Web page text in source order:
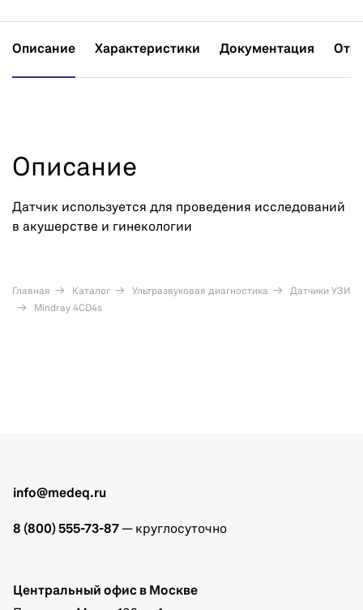
Описание Характеристики Документация
Описание
Датчик используется для проведения исследований
в акушерстве и гинекологии
Главная Каталог Ультразвуковая диагностика
Датчики УЗИ
Mindray 4CD4s
info@medeq.ru
8 (800) 555-73-87 — круглосуточно
Центральный офис в Москве